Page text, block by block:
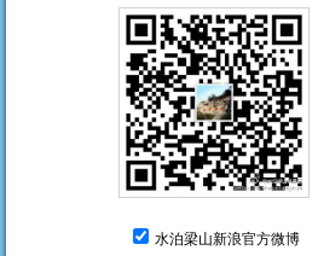
水泊梁山新浪官方微博